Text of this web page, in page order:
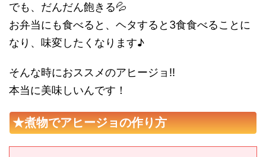
でも、だんだん飽きる💦
お弁当にも食べると、ヘタすると3食食べることに
なり、味変したくなります♪
そんな時におススメのアヒージョ!!
本当に美味しいんです！
★煮物でアヒージョの作り方